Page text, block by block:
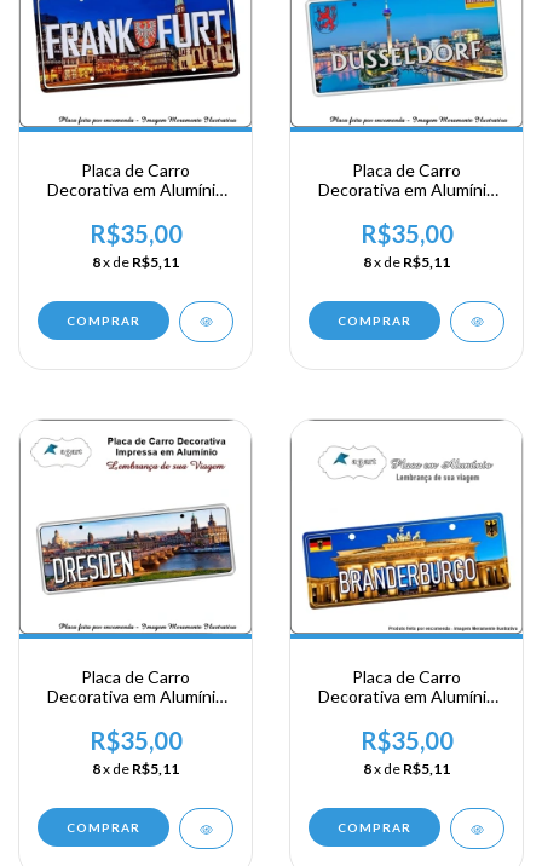
Placa de Carro
Decorativa em Alumínio
Viagem a Alemanha -
Frankfurt
R$35,00
8x de R$5,11
COMPRAR
Placa de Carro
Decorativa em Alumínio
Viagem a Alemanha -
Dusseldorf
R$35,00
8x de R$5,11
COMPRAR
Placa de Carro
Decorativa em Alumínio
Viagem a Alemanha -
Dresden
R$35,00
8x de R$5,11
COMPRAR
Placa de Carro
Decorativa em Alumínio
Viagem a Alemanha -
Brandernburgo
R$35,00
8x de R$5,11
COMPRAR